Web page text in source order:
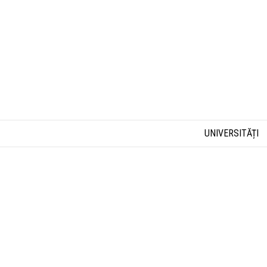
UNIVERSITĂȚI